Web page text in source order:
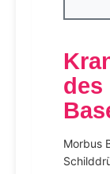
des
Morbus